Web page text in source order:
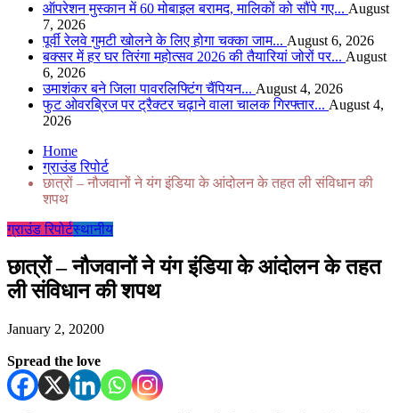
ऑपरेशन मुस्कान में 60 मोबाइल बरामद, मालिकों को सौंपे गए... August
7, 2026
पूर्वी रेलवे गुमटी खोलने के लिए होगा चक्का जाम... August 6, 2026
बक्सर में हर घर तिरंगा महोत्सव 2026 की तैयारियां जोरों पर... August
6, 2026
उमाशंकर बने जिला पावरलिफ्टिंग चैंपियन... August 4, 2026
फुट ओवरब्रिज पर ट्रैक्टर चढ़ाने वाला चालक गिरफ्तार... August 4,
2026
Home
ग्राउंड रिपोर्ट
छात्रों – नौजवानों ने यंग इंडिया के आंदोलन के तहत ली संविधान की
शपथ
ग्राउंड रिपोर्टस्थानीय
छात्रों – नौजवानों ने यंग इंडिया के आंदोलन के तहत
ली संविधान की शपथ
January 2, 20200
Spread the love